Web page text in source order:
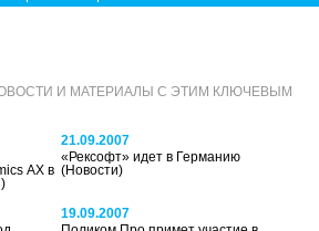
И МАТЕРИАЛЫ С ЭТИМ КЛЮЧЕВЫМ
AX в
21.09.2007
«Рексофт» идет в Германию
(Новости)
19.09.2007